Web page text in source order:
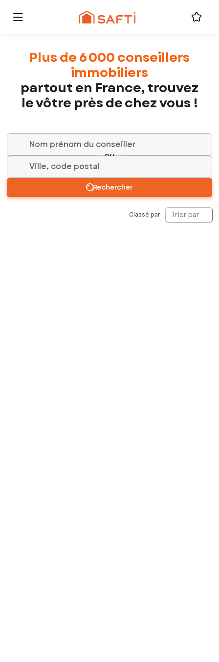
Plus de 6 000 conseillers
immobiliers
partout en France, trouvez
le vôtre près de chez vous !
ou
Ville, code postal
Rechercher
Classé par Trier par